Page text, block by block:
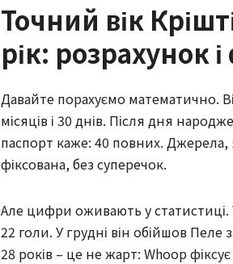
Точний вік
рік: розрахунок
Давайте порахуємо математично.
місяців і 30 днів. Після дня
паспорт каже: 40 повних. Джерела,
фіксована, без суперечок.
Але цифри оживають у статистиці.
22 голи. У грудні він обійшов Пеле
28 років – це не жарт: Whoop